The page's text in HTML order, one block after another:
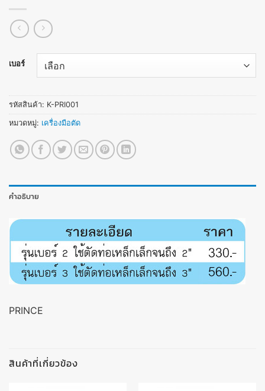
เบอร์
รหัสสินค้า: K-PRI001
หมวดหมู่: เครื่องมือตัด
คำอธิบาย
PRINCE
สินค้าที่เกี่ยวข้อง